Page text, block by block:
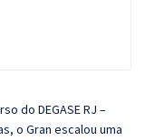
do DEGASE RJ –
o Gran escalou uma